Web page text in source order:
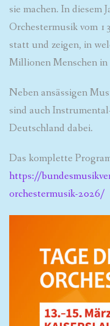
sie machen. In diesem
Orchestermusik vom
statt und zeigen, in
Millionen Menschen
Neben ansässigen
sind auch
Deutschland dabei.
Das komplette
https://
orchestermusik-2026/